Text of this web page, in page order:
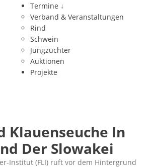
Termine ↓
Verband & Veranstaltungen
Rind
Schwein
Jungzüchter
Auktionen
Projekte
Klauenseuche In
Der Slowakei
Institut (FLI) ruft vor dem Hintergrund